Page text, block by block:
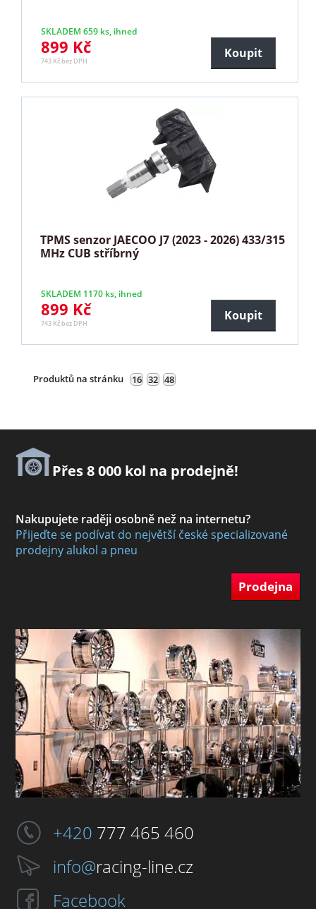
SKLADEM 659 ks, ihned
899 Kč
743 Kč bez DPH
Koupit
TPMS senzor JAECOO J7 (2023 - 2026) 433/315
MHz CUB stříbrný
SKLADEM 1170 ks, ihned
899 Kč
743 Kč bez DPH
Koupit
Produktů na stránku 16 32 48
Přes 8 000 kol na prodejně!
Nakupujete raději osobně než na internetu?
Přijeďte se podívat do největší české specializované
prodejny alukol a pneu
Prodejna
+420 777 465 460
info@racing-line.cz
Facebook